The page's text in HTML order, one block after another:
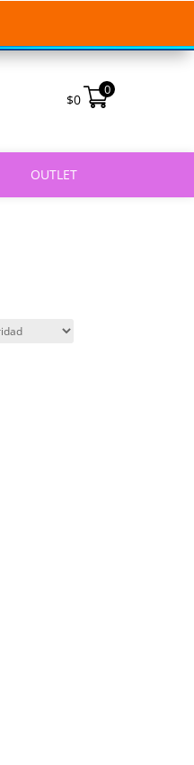
$0
0
OUTLET